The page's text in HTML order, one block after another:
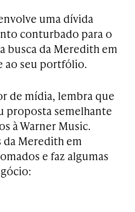
uma dívida
conturbado para o
busca da Meredith em
ao seu portfólio.
de mídia, lembra que
proposta semelhante
à Warner Music.
da Meredith em
e faz algumas